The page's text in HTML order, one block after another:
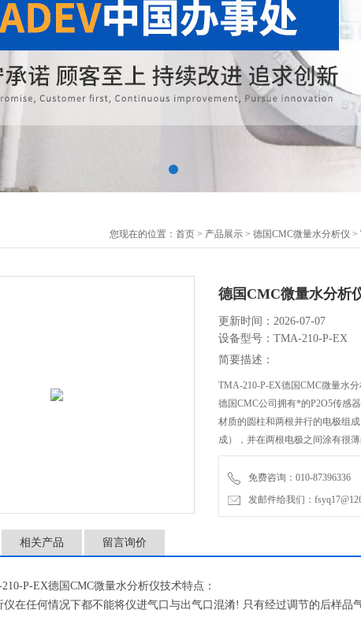
您现在的位置： 首页 > 产品展示 > 德国CMC微量水分析仪 >
德国CMC微量水分析
更新时间：2026-07-07
设备型号：TMA-210-P-EX
简要描述：
TMA-210-P-EX德国CMC微量水分
德国CMC公司拥有*的P2O5传感
材质的圆柱和两根并行的电极组
成），并在两根电极之间涂有很
酸中的水分分解为H2和O2，此过
免费咨询：010-87396336
发邮件给我们：
相关产品 留言询价
P-EX德国CMC微量水分析仪技术特点：
任何情况下都不能将仪进气口与出气口混淆! 只有经过调节的后样品